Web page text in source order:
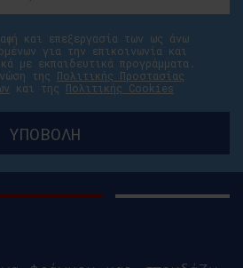
και επεξεργασία των ως άνω
για την επικοινωνία και
με εκπαιδευτικά προγράμματα.
της Πολιτικής Προστασίας
και της Πολιτικής Cookies